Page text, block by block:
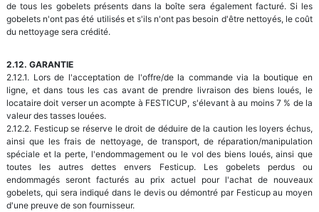
de tous les gobelets présents dans la boîte sera également facturé. Si les
gobelets n'ont pas été utilisés et s'ils n'ont pas besoin d'être nettoyés, le coût
du nettoyage sera crédité.
2.12. GARANTIE
2.12.1. Lors de l'acceptation de l'offre/de la commande via la boutique en
ligne, et dans tous les cas avant de prendre livraison des biens loués, le
locataire doit verser un acompte à FESTICUP, s'élevant à au moins 7 % de la
valeur des tasses louées.
2.12.2. Festicup se réserve le droit de déduire de la caution les loyers échus,
ainsi que les frais de nettoyage, de transport, de réparation/manipulation
spéciale et la perte, l'endommagement ou le vol des biens loués, ainsi que
toutes les autres dettes envers Festicup. Les gobelets perdus ou
endommagés seront facturés au prix actuel pour l'achat de nouveaux
gobelets, qui sera indiqué dans le devis ou démontré par Festicup au moyen
d'une preuve de son fournisseur.